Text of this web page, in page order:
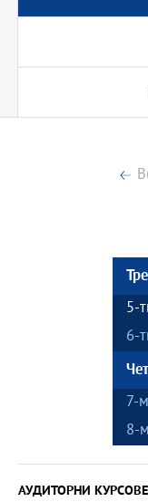
5-
6-
7-
8-
АУДИТОРНИ